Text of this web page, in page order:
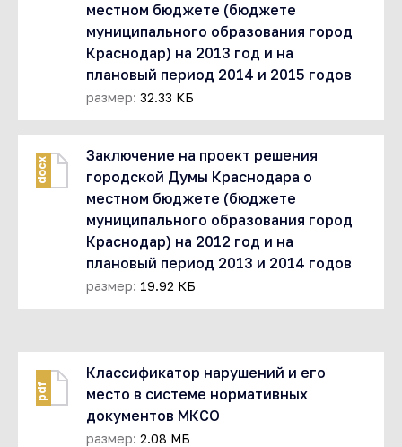
местном бюджете (бюджете
муниципального образования город
Краснодар) на 2013 год и на
плановый период 2014 и 2015 годов
размер: 32.33 КБ
docx
Заключение на проект решения
городской Думы Краснодара о
местном бюджете (бюджете
муниципального образования город
Краснодар) на 2012 год и на
плановый период 2013 и 2014 годов
размер: 19.92 КБ
pdf
Классификатор нарушений и его
место в системе нормативных
документов МКСО
размер: 2.08 МБ